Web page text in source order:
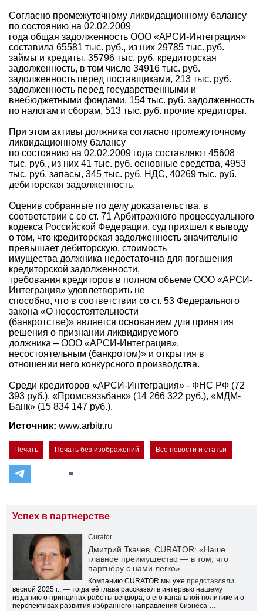
Согласно промежуточному ликвидационному балансу
по состоянию на 02.02.2009
года общая задолженность ООО «АРСИ-Интеграция»
составила 65581 тыс. руб., из них 29785 тыс. руб.
займы и кредиты, 35796 тыс. руб. кредиторская
задолженность, в том числе 34916 тыс. руб.
задолженность перед поставщиками, 213 тыс. руб.
задолженность перед государственными и
внебюджетными фондами, 154 тыс. руб. задолженность
по налогам и сборам, 513 тыс. руб. прочие кредиторы.
При этом активы должника согласно промежуточному
ликвидационному балансу
по состоянию на 02.02.2009 года составляют 45608
тыс. руб., из них 41 тыс. руб. основные средства, 4953
тыс. руб. запасы, 345 тыс. руб. НДС, 40269 тыс. руб.
дебиторская задолженность.
Оценив собранные по делу доказательства, в
соответствии с со ст. 71 Арбитражного процессуального
кодекса Российской Федерации, суд прихшел к выводу
о том, что кредиторская задолженность значительно
превышает дебиторскую, стоимость
имущества должника недостаточна для погашения
кредиторской задолженности,
требования кредиторов в полном объеме ООО «АРСИ-
Интеграция» удовлетворить не
способно, что в соответствии со ст. 53 Федерального
закона «О несостоятельности
(банкротстве)» является основанием для принятия
решения о признании ликвидируемого
должника – ООО «АРСИ-Интеграция»,
несостоятельным (банкротом)» и открытия в
отношении него конкурсного производства.
Среди кредиторов «АРСИ-Интеграция» - ФНС РФ (72
393 руб.), «Промсвязьбанк» (14 266 322 руб.), «МДМ-
Банк» (15 834 147 руб.).
Источник: www.arbitr.ru
Печать Печать без изображений Все новости и статьи
Успех в партнерстве
Curator
Дмитрий Ткачев, CURATOR: «Наше
главное преимущество — в том, что
партнёру с нами легко»
Компанию CURATOR мы уже представляли
весной 2025 г., — тогда её глава рассказал в интервью нашему
изданию о принципах работы вендора, о его канальной политике и о
перспективах развития избранного направления бизнеса …